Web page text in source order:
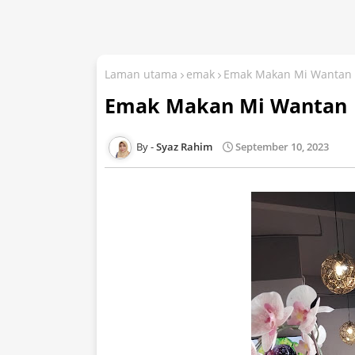
Laman utama emak Emak Makan Mi Wantan
Emak Makan Mi Wantan
Syaz Rahim September 10, 2023